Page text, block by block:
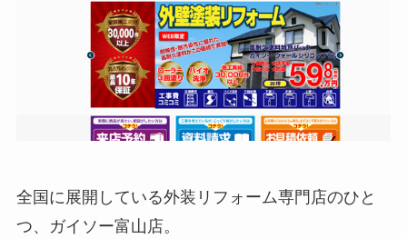
全国に展開している外装リフォーム専門店のひと
つ、ガイソー富山店。